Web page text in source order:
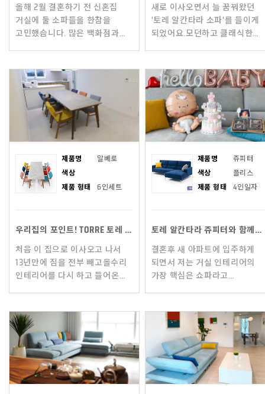
올해 2월 결혼하기 전 신혼집
거실에 둘 소파들을 한참을
고민했습니다. ​많은 백화점과
다양한 명품 소파 브랜드들과
비교
새로 이사오면서 늘 꿈꿔왔던
'토레 알칸타라 소파'를 들이게
되었어요.​모던하고 클래식한
달라지는 것 같지않나요? 마르
(MA
제품명
알베로
색상
제품 형태
6인세트
우리집의 포인트! TORRE 토레 알베로 세라믹 식탁!!
처음 이 집으로 이사오고 나서
13년만에 짐을 전부 빼고올수리
인테리어를 다시 하고 들어온
식탁을 사야했던 저와
엄마는어떤
제품명
쥬피터
색상
플리스
제품 형태
4인일자
토레 알칸타라 쥬피터와 함께인 우리집이에요~
결혼후 새 아파트에 입주하게
되면서 저는 거실 인테리어의
가장 핵심은 쇼파라고
브랜드를 접하게 되었어요!
첫인상이 중요하듯
설명해주시던